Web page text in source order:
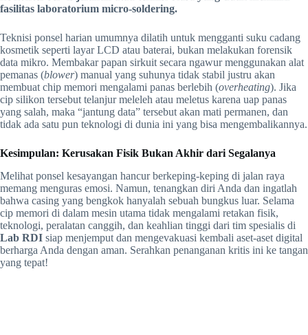
fasilitas laboratorium micro-soldering.
Teknisi ponsel harian umumnya dilatih untuk mengganti suku cadang
kosmetik seperti layar LCD atau baterai, bukan melakukan forensik
data mikro. Membakar papan sirkuit secara ngawur menggunakan alat
pemanas (blower) manual yang suhunya tidak stabil justru akan
membuat chip memori mengalami panas berlebih (overheating). Jika
cip silikon tersebut telanjur meleleh atau meletus karena uap panas
yang salah, maka “jantung data” tersebut akan mati permanen, dan
tidak ada satu pun teknologi di dunia ini yang bisa mengembalikannya.
Kesimpulan: Kerusakan Fisik Bukan Akhir dari Segalanya
Melihat ponsel kesayangan hancur berkeping-keping di jalan raya
memang menguras emosi. Namun, tenangkan diri Anda dan ingatlah
bahwa casing yang bengkok hanyalah sebuah bungkus luar. Selama
cip memori di dalam mesin utama tidak mengalami retakan fisik,
teknologi, peralatan canggih, dan keahlian tinggi dari tim spesialis di
Lab RDI siap menjemput dan mengevakuasi kembali aset-aset digital
berharga Anda dengan aman. Serahkan penanganan kritis ini ke tangan
yang tepat!